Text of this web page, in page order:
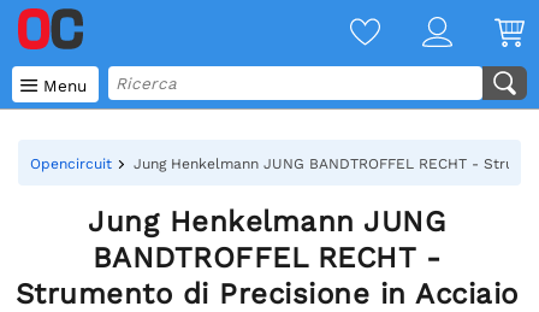
 Menu
Opencircuit Jung Henkelmann JUNG BANDTROFFEL RECHT -
Jung Henkelmann JUNG
BANDTROFFEL RECHT -
Strumento di Precisione in Acciaio